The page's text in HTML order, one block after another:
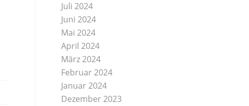
Juli 2024
Juni 2024
Mai 2024
April 2024
März 2024
Februar 2024
Januar 2024
Dezember 2023